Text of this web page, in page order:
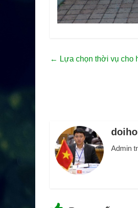
← Lựa chọn thời vụ cho
Admin